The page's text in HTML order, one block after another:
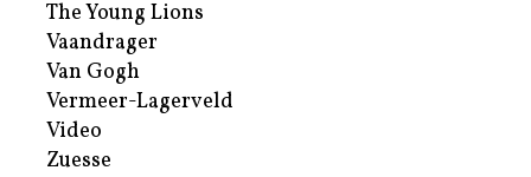
The Young Lions
Vaandrager
Van Gogh
Vermeer-Lagerveld
Video
Zuesse